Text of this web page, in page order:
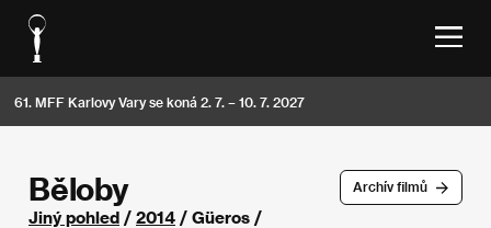
61. MFF Karlovy Vary se koná 2. 7. – 10. 7. 2027
Archív filmů
Běloby
Jiný pohled / 2014 / Güeros /